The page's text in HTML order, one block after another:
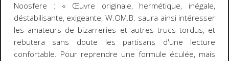
Noosfere : « Œuvre originale, hermétique, inégale,
déstabilisante, exigeante,W.OM.B. saura ainsi intéresser
les amateurs de bizarreries et autres trucs tordus, et
rebutera sans doute les partisans d'une lecture
confortable. Pour reprendre une formule éculée, mais